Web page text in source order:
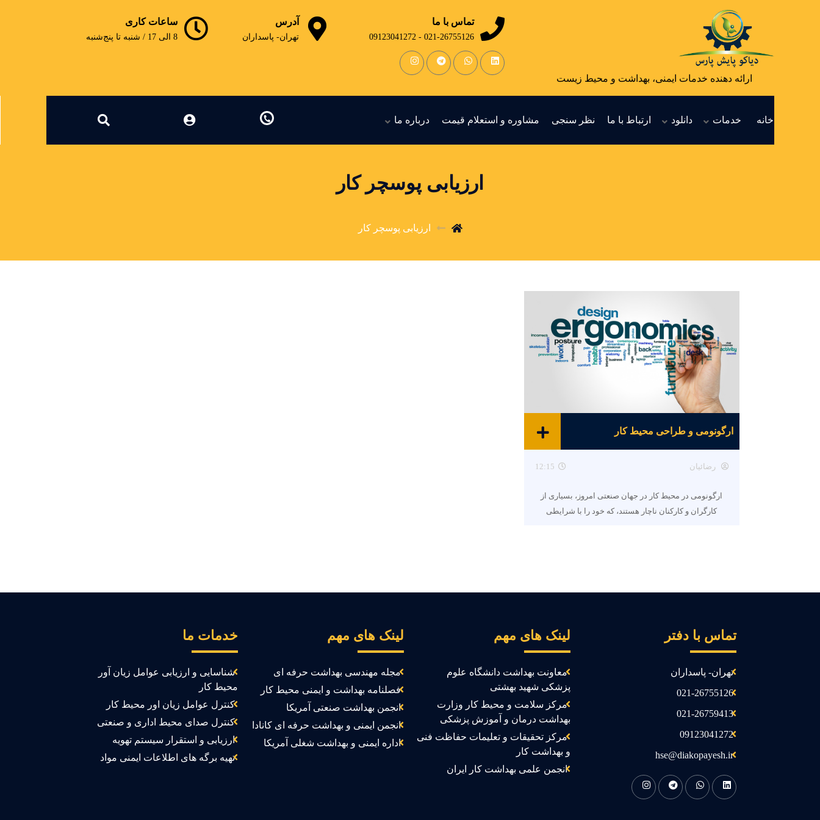
ارائه دهنده خدمات ایمنی، بهداشت و محیط زیست
تماس با ما
021-26755126 - 09123041272
آدرس
تهران- پاسداران
ساعات کاری
8 الی 17 / شنبه تا پنج‌شنبه
خانه خدمات دانلود ارتباط با ما نظر سنجی مشاوره و استعلام قیمت درباره ما
ارزیابی پوسچر کار
ارزیابی پوسچر کار
ارگونومی و طراحی محیط کار
رضائیان 12:15
ارگونومی در محیط کار در جهان صنعتی امروز، بسیاری از
کارگران و کارکنان ناچار هستند، که خود را با شرایطی
تماس با دفتر
تهران- پاسداران
021-26755126
021-26759413
09123041272
hse@diakopayesh.ir
لینک های مهم
معاونت بهداشت دانشگاه علوم
پزشکی شهید بهشتی
مرکز سلامت و محیط کار وزارت
بهداشت درمان و آموزش پزشکی
مرکز تحقیقات و تعلیمات حفاظت فنی
و بهداشت کار
انجمن علمی بهداشت کار ایران
لینک های مهم
مجله مهندسی بهداشت حرفه ای
فصلنامه بهداشت و ایمنی محیط کار
انجمن بهداشت صنعتی آمریکا
انجمن ایمنی و بهداشت حرفه ای کانادا
اداره ایمنی و بهداشت شغلی آمریکا
خدمات ما
شناسایی و ارزیابی عوامل زیان آور
محیط کار
کنترل عوامل زیان اور محیط کار
کنترل صدای محیط اداری و صنعتی
ارزیابی و استقرار سیستم تهویه
تهیه برگه های اطلاعات ایمنی مواد